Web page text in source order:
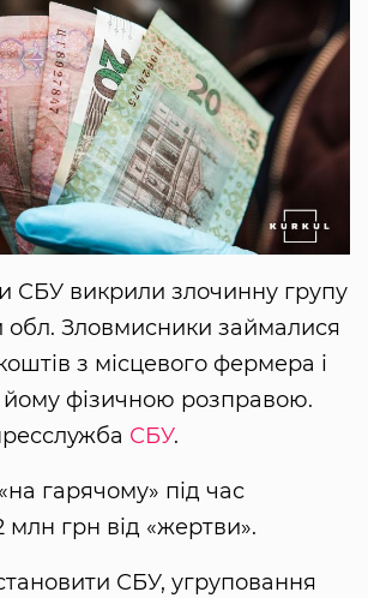
СБУ викрили злочинну групу
обл. Зловмисники займалися
з місцевого фермера і
фізичною розправою.
СБУ.
гарячому» під час
млн грн від «жертви».
СБУ, угруповання